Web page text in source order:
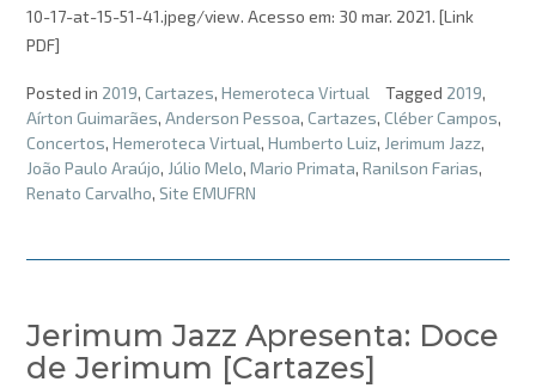
10-17-at-15-51-41.jpeg/view. Acesso em: 30 mar. 2021. [Link
PDF]
Posted in 2019, Cartazes, Hemeroteca Virtual Tagged 2019,
Aírton Guimarães, Anderson Pessoa, Cartazes, Cléber Campos,
Concertos, Hemeroteca Virtual, Humberto Luiz, Jerimum Jazz,
João Paulo Araújo, Júlio Melo, Mario Primata, Ranilson Farias,
Renato Carvalho, Site EMUFRN
Jerimum Jazz Apresenta: Doce
de Jerimum [Cartazes]